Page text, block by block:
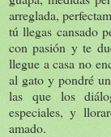
arreglada,
tú llegas cansado
con pasión y te
llegue a casa no
al gato y pondré
las que los
especiales, y
amado.